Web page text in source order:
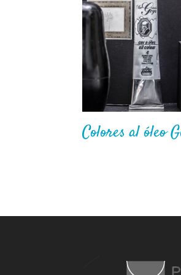
Colores al óleo